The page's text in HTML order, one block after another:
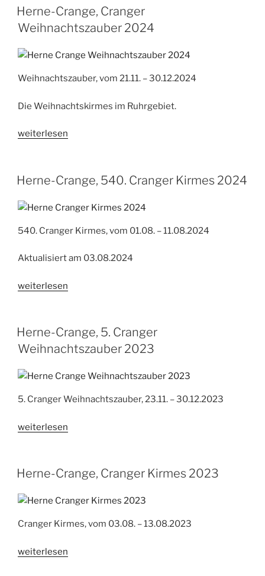
Cranger
Kirmes
2025“
Herne-Crange, Cranger
Weihnachtszauber 2024
Weihnachtszauber, vom 21.11. – 30.12.2024
Die Weihnachtskirmes im Ruhrgebiet.
„Herne-
Weihnachtszauber
weiterlesen
Herne-Crange, 540. Cranger Kirmes 2024
540. Cranger Kirmes, vom 01.08. – 11.08.2024
Aktualisiert am 03.08.2024
„Herne-
Cranger
Kirmes
2024“
weiterlesen
Herne-Crange, 5. Cranger
Weihnachtszauber 2023
5. Cranger Weihnachtszauber, 23.11. – 30.12.2023
„Herne-
Cranger
Weihnachtszauber
2023“
weiterlesen
Herne-Crange, Cranger Kirmes 2023
Cranger Kirmes, vom 03.08. – 13.08.2023
„Herne-
weiterlesen